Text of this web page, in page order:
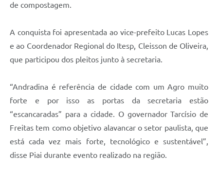
de compostagem.
A conquista foi apresentada ao vice-prefeito Lucas Lopes
e ao Coordenador Regional do Itesp, Cleisson de Oliveira,
que participou dos pleitos junto à secretaria.
“Andradina é referência de cidade com um Agro muito
forte e por isso as portas da secretaria estão
“escancaradas” para a cidade. O governador Tarcísio de
Freitas tem como objetivo alavancar o setor paulista, que
está cada vez mais forte, tecnológico e sustentável”,
disse Piai durante evento realizado na região.